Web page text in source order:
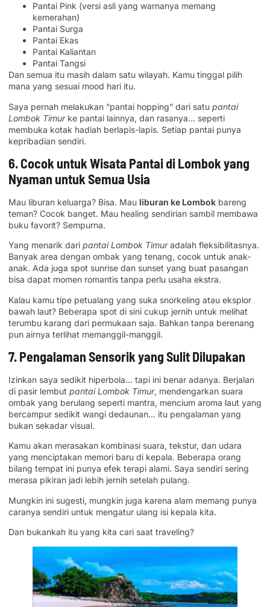
Pantai Pink (versi asli yang warnanya memang
kemerahan)
Pantai Surga
Pantai Ekas
Pantai Kaliantan
Pantai Tangsi
Dan semua itu masih dalam satu wilayah. Kamu tinggal pilih
mana yang sesuai mood hari itu.
Saya pernah melakukan “pantai hopping” dari satu pantai
Lombok Timurke pantai lainnya, dan rasanya… seperti
membuka kotak hadiah berlapis-lapis. Setiap pantai punya
kepribadian sendiri.
6. Cocok untuk Wisata Pantai di Lombok yang
Nyaman untuk Semua Usia
Mau liburan keluarga? Bisa. Mau liburan ke Lombok bareng
teman? Cocok banget. Mau healing sendirian sambil membawa
buku favorit? Sempurna.
Yang menarik dari pantai Lombok Timuradalah fleksibilitasnya.
Banyak area dengan ombak yang tenang, cocok untuk anak-
anak. Ada juga spot sunrise dan sunset yang buat pasangan
bisa dapat momen romantis tanpa perlu usaha ekstra.
Kalau kamu tipe petualang yang suka snorkeling atau eksplor
bawah laut? Beberapa spot di sini cukup jernih untuk melihat
terumbu karang dari permukaan saja. Bahkan tanpa berenang
pun airnya terlihat memanggil-manggil.
7. Pengalaman Sensorik yang Sulit Dilupakan
Izinkan saya sedikit hiperbola… tapi ini benar adanya. Berjalan
di pasir lembut pantai Lombok Timur, mendengarkan suara
ombak yang berulang seperti mantra, mencium aroma laut yang
bercampur sedikit wangi dedaunan… itu pengalaman yang
bukan sekadar visual.
Kamu akan merasakan kombinasi suara, tekstur, dan udara
yang menciptakan memori baru di kepala. Beberapa orang
bilang tempat ini punya efek terapi alami. Saya sendiri sering
merasa pikiran jadi lebih jernih setelah pulang.
Mungkin ini sugesti, mungkin juga karena alam memang punya
caranya sendiri untuk mengatur ulang isi kepala kita.
Dan bukankah itu yang kita cari saat traveling?